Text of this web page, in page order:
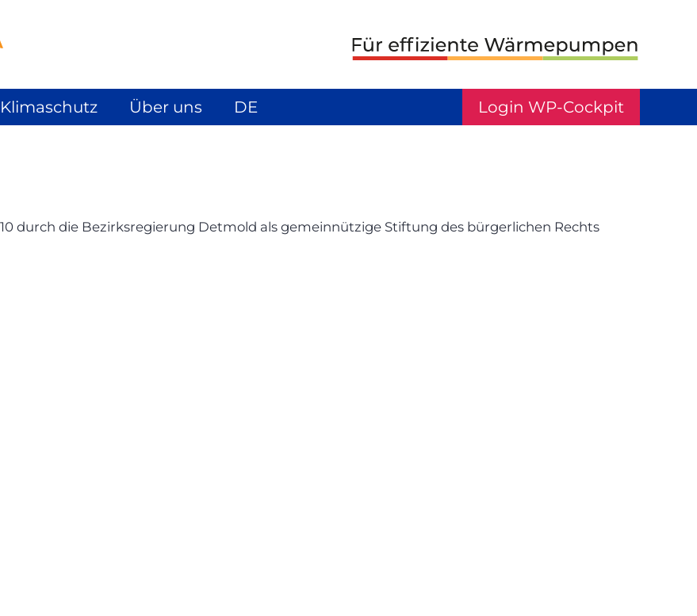
Klimaschutz Über uns Login WP-Cockpit
DE
durch die Bezirksregierung Detmold als gemeinnützige Stiftung des bürgerlichen Rechts